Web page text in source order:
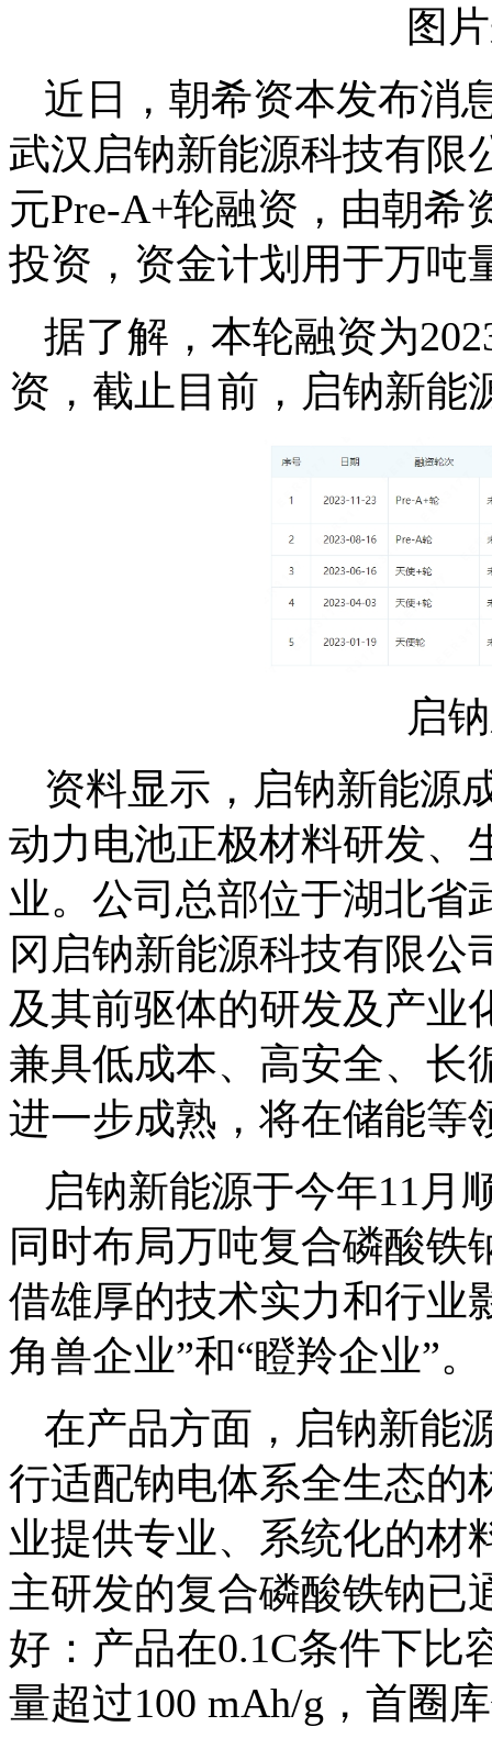
图
近日，朝希资本发布消
武汉启钠新能源科技有限
元Pre-A+轮融资，由朝希
投资，资金计划用于万吨
据了解，本轮融资为
资，截止目前，启钠新能
启
资料显示，启钠新能源
动力电池正极材料研发、
业。公司总部位于湖北省
冈启钠新能源科技有限公
及其前驱体的研发及产业
兼具低成本、高安全、长
进一步成熟，将在储能等
启钠新能源于今年11月
同时布局万吨复合磷酸铁
借雄厚的技术实力和行业
角兽企业”和“瞪羚企业”。
在产品方面，启钠新能
行适配钠电体系全生态的
业提供专业、系统化的材
主研发的复合磷酸铁钠已
好：产品在0.1C条件下比
量超过100 mAh/g，首圈